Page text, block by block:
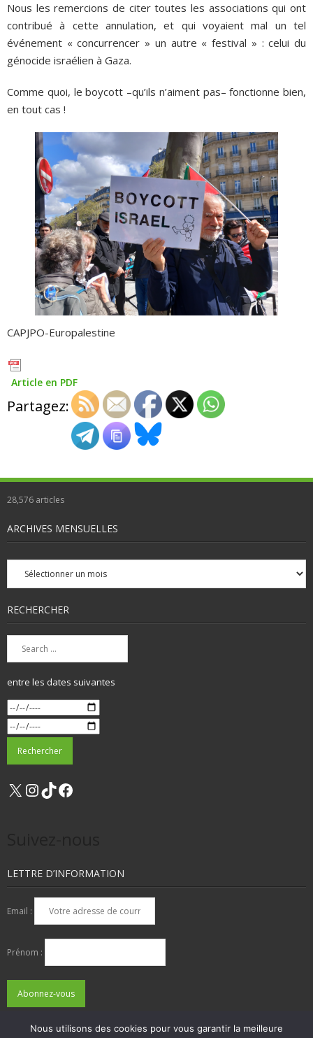
Nous les remercions de citer toutes les associations qui ont
contribué à cette annulation, et qui voyaient mal un tel
événement « concurrencer » un autre « festival » : celui du
génocide israélien à Gaza.
Comme quoi, le boycott –qu’ils n’aiment pas– fonctionne bien,
en tout cas !
CAPJPO-Europalestine
Article en PDF
Partagez:
28,576 articles
ARCHIVES MENSUELLES
Archives
mensuelles
RECHERCHER
entre les dates suivantes
X Instagram
TikTok
LETTRE D’INFORMATION
Email :
Prénom :
Nous utilisons des cookies pour vous garantir la meilleure